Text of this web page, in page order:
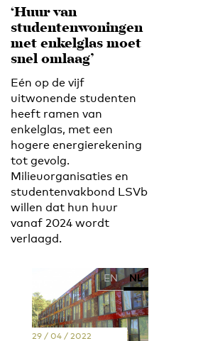
‘Huur van
studentenwoningen
met enkelglas moet
snel omlaag’
Eén op de vijf
uitwonende studenten
heeft ramen van
enkelglas, met een
hogere energierekening
tot gevolg.
Milieuorganisaties en
studentenvakbond LSVb
willen dat hun huur
vanaf 2024 wordt
verlaagd.
EN NL
29 / 04 / 2022